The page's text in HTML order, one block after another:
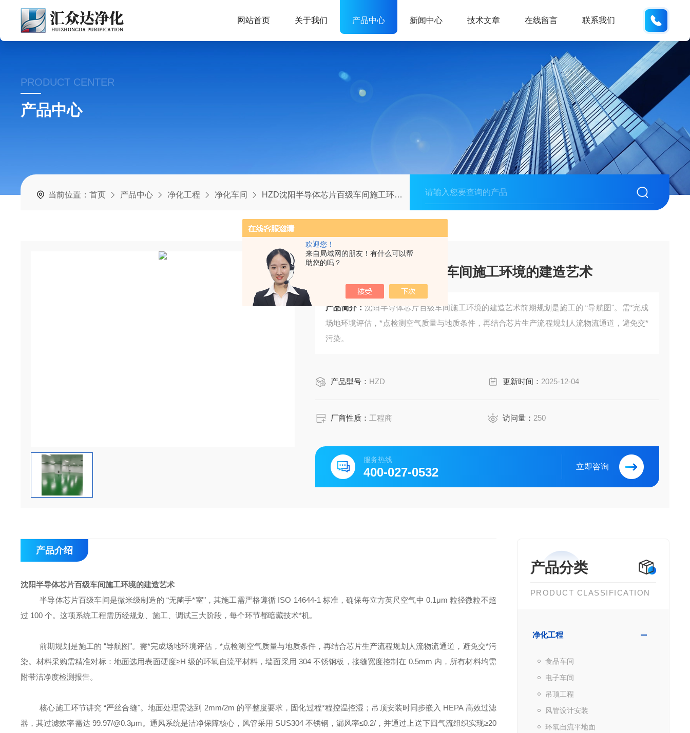
欢迎您！
来自局域网的朋友！有什么可以帮
助您的吗？
网站首页 关于我们 产品中心 新闻中心 技术文章 在线留言 联系我们
PRODUCT CENTER
产品中心
当前位置：首页 产品中心 净化工程 净化车间 HZD沈阳半导体芯片百级车间施工环境的建造艺术
沈阳半导体芯片百级车间施工环境的建造艺术
产品简介：沈阳半导体芯片百级车间施工环境的建造艺术前期规划是施工的 “导航图"。需*完成
场地环境评估，*点检测空气质量与地质条件，再结合芯片生产流程规划人流物流通道，避免交*
污染。
产品型号： HZD 更新时间： 2025-12-04
厂商性质： 工程商 访问量： 250
服务热线
400-027-0532 立即咨询
产品分类
PRODUCT CLASSIFICATION
净化工程
食品车间
电子车间
吊顶工程
风管设计安装
环氧自流平地面
产品介绍
沈阳半导体芯片百级车间施工环境的建造艺术
半导体芯片百级车间是微米级制造的 “无菌手*室"，其施工需严格遵循 ISO 14644-1 标准，确保每立方英尺空气中 0.1μm 粒径微粒不超
过 100 个。这项系统工程需历经规划、施工、调试三大阶段，每个环节都暗藏技术*机。
前期规划是施工的 “导航图"。需*完成场地环境评估，*点检测空气质量与地质条件，再结合芯片生产流程规划人流物流通道，避免交*污
染。材料采购需精准对标：地面选用表面硬度≥H 级的环氧自流平材料，墙面采用 304 不锈钢板，接缝宽度控制在 0.5mm 内，所有材料均需
附带洁净度检测报告。
核心施工环节讲究 “严丝合缝"。地面处理需达到 2mm/2m 的平整度要求，固化过程*程控温控湿；吊顶安装时同步嵌入 HEPA 高效过滤
器，其过滤效率需达 99.97/@0.3μm。通风系统是洁净保障核心，风管采用 SUS304 不锈钢，漏风率≤0.2/，并通过上送下回气流组织实现≥20